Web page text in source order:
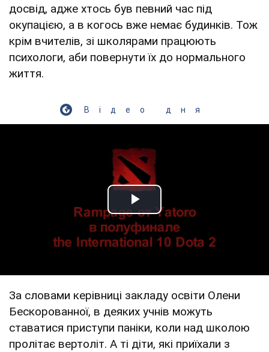
досвід, адже хтось був певний час під
окупацією, а в когось вже немає будинків. Тож
крім вчителів, зі школярами працюють
психологи, аби повернути їх до нормального
життя.
Відео дня
Play Video
За словами керівниці закладу освіти Олени
Бескорованної, в деяких учнів можуть
ставатися приступи паніки, коли над школою
пролітає вертоліт. А ті діти, які приїхали з